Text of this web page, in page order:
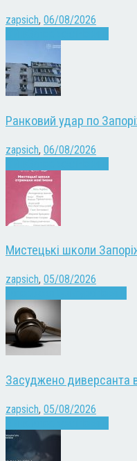
zapsich, 06/08/2026
Ранковий удар по
zapsich, 06/08/2026
Мистецькі школи
zapsich, 05/08/2026
Засуджено диверсанта
zapsich, 05/08/2026